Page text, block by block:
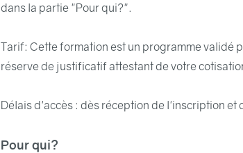
dans la partie "Pour qui?".
Tarif: Cette formation est un programme validé
réserve de justificatif attestant de votre
Délais d'accès : dès réception de l'inscription et
Pour qui?